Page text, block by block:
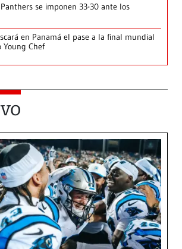
se imponen 33-30 ante los
en Panamá el pase a la final mundial
Young Chef